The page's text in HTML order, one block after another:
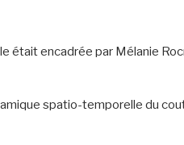
était encadrée par Mélanie
spatio-temporelle du